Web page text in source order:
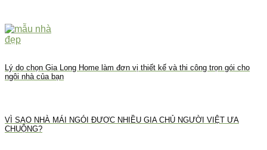
Lý do chọn Gia Long Home làm đơn vị thiết kế và thi công trọn gói cho
ngôi nhà của bạn
VÌ SAO NHÀ MÁI NGÓI ĐƯỢC NHIỀU GIA CHỦ NGƯỜI VIỆT ƯA
CHUỘNG?